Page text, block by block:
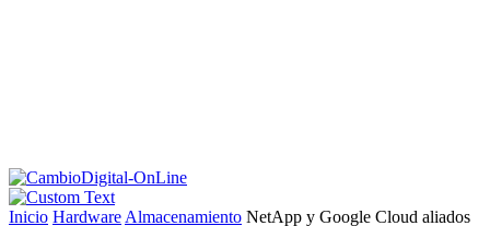
Inicio Hardware Almacenamiento NetApp y Google Cloud aliados